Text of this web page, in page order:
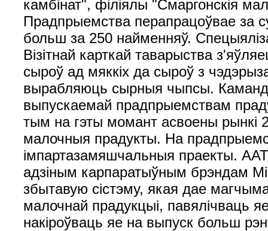
камбінат", філіялы "Смаргонскія
Прадпрыемства перапрацоўвае за
больш за 250 найменняў.
Візітнай карткай таварыства
сыроў ад мяккіх да сыроў з
вырабляюць сырныя чыпсы.
выпускаемай прадпрыемствам
тым на гэты момант асвоены рынкі
малочныя прадукты. На
імпартазамяшчальныя праекты.
адзіным карпаратыўным брэндам
збытавую сістэму, якая дае
малочнай прадукцыі, павялічваць
накіроўваць яе на выпуск больш